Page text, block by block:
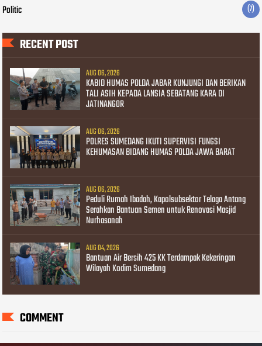
Politic (7)
RECENT POST
AUG 06, 2026
KABID HUMAS POLDA JABAR KUNJUNGI DAN BERIKAN
TALI ASIH KEPADA LANSIA SEBATANG KARA DI
JATINANGOR
AUG 06, 2026
POLRES SUMEDANG IKUTI SUPERVISI FUNGSI
KEHUMASAN BIDANG HUMAS POLDA JAWA BARAT
AUG 06, 2026
Peduli Rumah Ibadah, Kapolsubsektor Telaga Antang
Serahkan Bantuan Semen untuk Renovasi Masjid
Nurhasanah
AUG 04, 2026
Bantuan Air Bersih 425 KK Terdampak Kekeringan
Wilayah Kodim Sumedang
COMMENT